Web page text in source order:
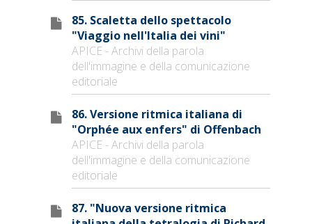
85. Scaletta dello spettacolo
"Viaggio nell'Italia dei vini"
APICE - Archivi della parola
dell'immagine e della comunicazione
editoriale
86. Versione ritmica italiana di
"Orphée aux enfers" di Offenbach
APICE - Archivi della parola
dell'immagine e della comunicazione
editoriale
87. "Nuova versione ritmica